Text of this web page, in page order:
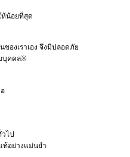
ห้น้อยที่สุด
องเราเอง จึงมีปลอดภัย
บุคคล※
ไป
ท้อย่างแม่นยำ